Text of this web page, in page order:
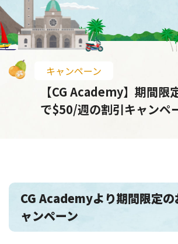
キャンペーン
【CG Academy】期間限
で$50/週の割引キャンペ
CG Academyより期間限定の
ャンペーン